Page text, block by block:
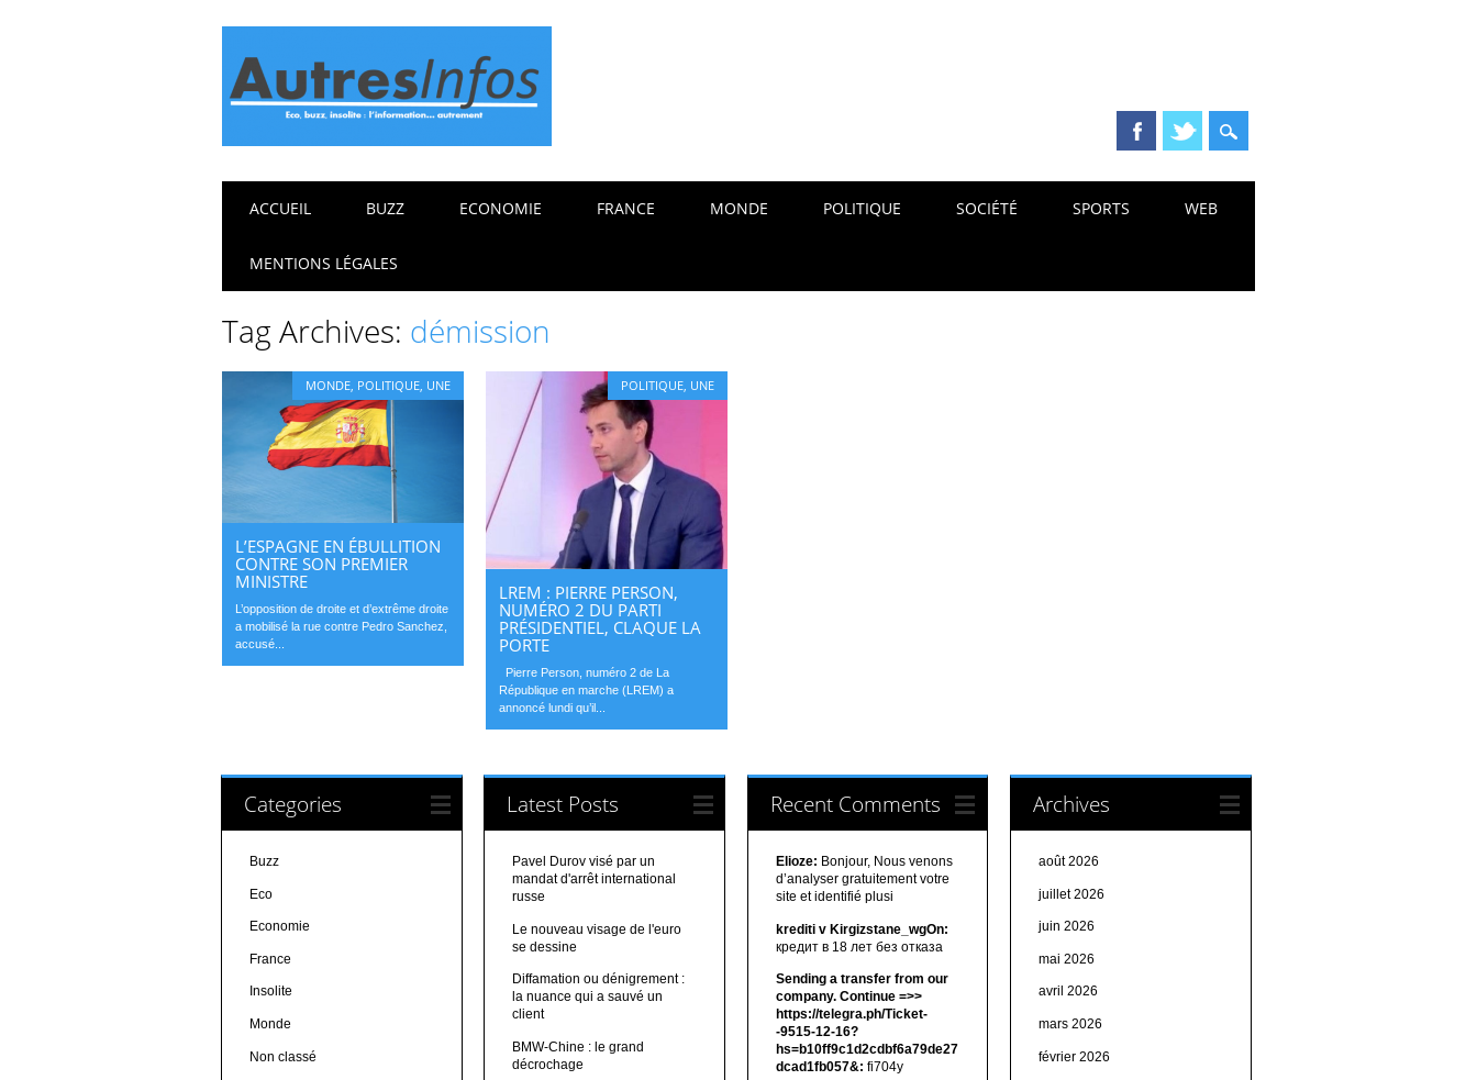
Main menu
ACCUEIL BUZZ ECONOMIE FRANCE MONDE POLITIQUE SOCIÉTÉ SPORTS WEB
MENTIONS LÉGALES
Tag Archives: démission
MONDE, POLITIQUE, UNE
L’ESPAGNE EN ÉBULLITION
CONTRE SON PREMIER
MINISTRE
L’opposition de droite et d’extrême droite
a mobilisé la rue contre Pedro Sanchez,
accusé...
POLITIQUE, UNE
LREM : PIERRE PERSON,
NUMÉRO 2 DU PARTI
PRÉSIDENTIEL, CLAQUE LA
PORTE
Pierre Person, numéro 2 de La
République en marche (LREM) a
annoncé lundi qu’il...
Categories
Buzz
Eco
Economie
France
Insolite
Monde
Non classé
Latest Posts
Pavel Durov visé par un
mandat d'arrêt international
russe
Le nouveau visage de l'euro
se dessine
Diffamation ou dénigrement :
la nuance qui a sauvé un
client
BMW-Chine : le grand
décrochage
Recent Comments
Elioze: Bonjour, Nous venons
d’analyser gratuitement votre
site et identifié plusi
krediti v Kirgizstane_wgOn:
кредит в 18 лет без отказа
Sending a transfer from our
company. Continue =>>
https://telegra.ph/Ticket-
-9515-12-16?
hs=b10ff9c1d2cdbf6a79de27
dcad1fb057&: fi704y
Archives
août 2026
juillet 2026
juin 2026
mai 2026
avril 2026
mars 2026
février 2026